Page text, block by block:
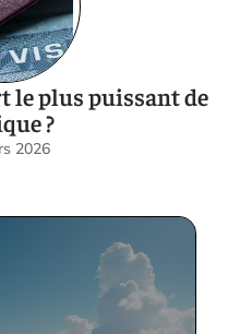
le plus puissant de
?
2026